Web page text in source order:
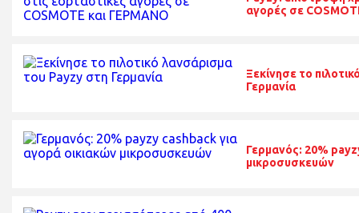
αγορές σε
Ξεκίνησε το
Γερμανία
Γερμανός: 20%
μικροσυσκευών